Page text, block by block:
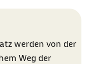
werden von der
Weg der